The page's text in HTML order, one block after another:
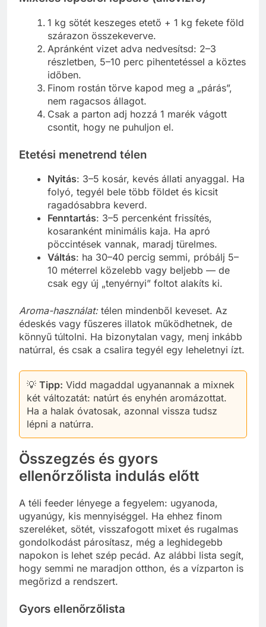
1 kg sötét keszeges etető + 1 kg fekete föld
szárazon összekeverve.
Apránként vizet adva nedvesítsd: 2–3
részletben, 5–10 perc pihentetéssel a köztes
időben.
Finom rostán törve kapod meg a „párás”,
nem ragacsos állagot.
Csak a parton adj hozzá 1 marék vágott
csontit, hogy ne puhuljon el.
Etetési menetrend télen
Nyitás: 3–5 kosár, kevés állati anyaggal. Ha
folyó, tegyél bele több földet és kicsit
ragadósabbra keverd.
Fenntartás: 3–5 percenként frissítés,
kosaranként minimális kaja. Ha apró
pöccintések vannak, maradj türelmes.
Váltás: ha 30–40 percig semmi, próbálj 5–
10 méterrel közelebb vagy beljebb — de
csak egy új „tenyérnyi” foltot alakíts ki.
Aroma-használat:télen mindenből keveset. Az
édeskés vagy fűszeres illatok működhetnek, de
könnyű túltolni. Ha bizonytalan vagy, menj inkább
natúrral, és csak a csalira tegyél egy leheletnyi ízt.
💡 Tipp: Vidd magaddal ugyanannak a mixnek
két változatát: natúrt és enyhén aromázottat.
Ha a halak óvatosak, azonnal vissza tudsz
lépni a natúrra.
Összegzés és gyors
ellenőrzőlista indulás előtt
A téli feeder lényege a fegyelem: ugyanoda,
ugyanúgy, kis mennyiséggel. Ha ehhez finom
szereléket, sötét, visszafogott mixet és rugalmas
gondolkodást párosítasz, még a leghidegebb
napokon is lehet szép pecád. Az alábbi lista segít,
hogy semmi ne maradjon otthon, és a vízparton is
megőrizd a rendszert.
Gyors ellenőrzőlista